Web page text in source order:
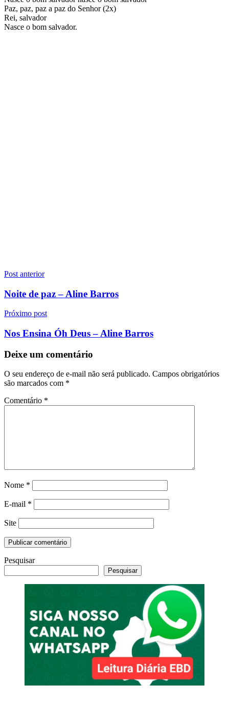
Paz, paz, paz a paz do Senhor (2x)
Rei, salvador
Nasce o bom salvador.
Navegação
de
Post anterior
Noite de paz – Aline Barros
Próximo post
Nos Ensina Óh Deus – Aline Barros
Deixe um comentário
O seu endereço de e-mail não será publicado. Campos obrigatórios
são marcados com *
Comentário *
Nome *
E-mail *
Site
Pesquisar
Pesquisar